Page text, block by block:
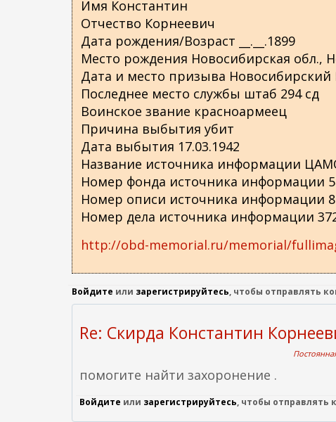
Имя Константин
Отчество Корнеевич
Дата рождения/Возраст __.__.1899
Место рождения Новосибирская обл.,
Дата и место призыва
Последнее место службы штаб 294 сд
Воинское звание красноармеец
Причина выбытия убит
Дата выбытия 17.03.1942
Название источника информации
Номер фонда источника информации
Номер описи источника информации
Номер дела источника информации
http://obd-memorial.ru/memorial/
Войдите или зарегистрируйтесь, чтобы отправлять
Re: Скирда Константин
помогите найти захоронение .
Войдите или зарегистрируйтесь, чтобы отправлять